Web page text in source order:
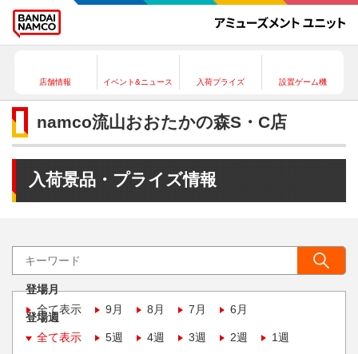
店舗情報 イベント&ニュース 入荷プライズ 設置ゲーム機
namco流山おおたかの森S・C店
入荷景品・プライズ情報
登場月
全て表示
9月 8月 7月 6月
登場週
全て表示
5週 4週 3週 2週 1週